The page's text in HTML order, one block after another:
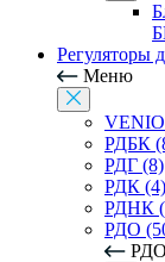
Регуляторы
Меню
РДБК
РДГ (8)
РДК (4)
РДНК
РДО